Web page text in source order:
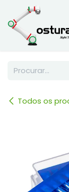
Skip to Content
Todos os